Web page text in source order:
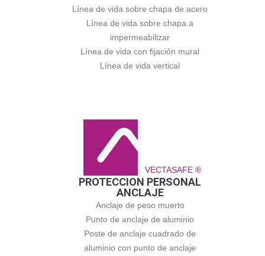
Línea de vida sobre chapa de acero
Línea de vida sobre chapa a
impermeabilizar
Línea de vida con fijación mural
Línea de vida vertical
VECTASAFE ®
PROTECCION PERSONAL
ANCLAJE
Anclaje de peso muerto
Punto de anclaje de aluminio
Poste de anclaje cuadrado de
aluminio con punto de anclaje